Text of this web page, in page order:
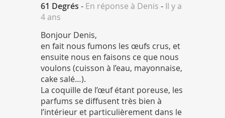
61 Degrés - En réponse à Denis - Il y a
4 ans
Bonjour Denis,
en fait nous fumons les œufs crus, et
ensuite nous en faisons ce que nous
voulons (cuisson à l’eau, mayonnaise,
cake salé…).
La coquille de l’œuf étant poreuse, les
parfums se diffusent très bien à
l’intérieur et particulièrement dans le